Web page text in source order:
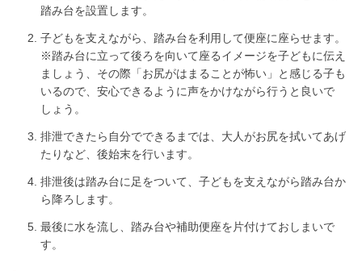
踏み台を設置します。
子どもを支えながら、踏み台を利用して便座に座らせます。
※踏み台に立って後ろを向いて座るイメージを子どもに伝え
ましょう、その際「お尻がはまることが怖い」と感じる子も
いるので、安心できるように声をかけながら行うと良いで
しょう。
排泄できたら自分でできるまでは、大人がお尻を拭いてあげ
たりなど、後始末を行います。
排泄後は踏み台に足をついて、子どもを支えながら踏み台か
ら降ろします。
最後に水を流し、踏み台や補助便座を片付けておしまいで
す。